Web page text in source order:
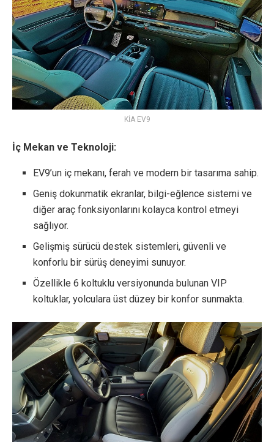
KİA EV9
İç Mekan ve Teknoloji:
EV9’un iç mekanı, ferah ve modern bir tasarıma sahip.
Geniş dokunmatik ekranlar, bilgi-eğlence sistemi ve
diğer araç fonksiyonlarını kolayca kontrol etmeyi
sağlıyor.
Gelişmiş sürücü destek sistemleri, güvenli ve
konforlu bir sürüş deneyimi sunuyor.
Özellikle 6 koltuklu versiyonunda bulunan VIP
koltuklar, yolculara üst düzey bir konfor sunmakta.